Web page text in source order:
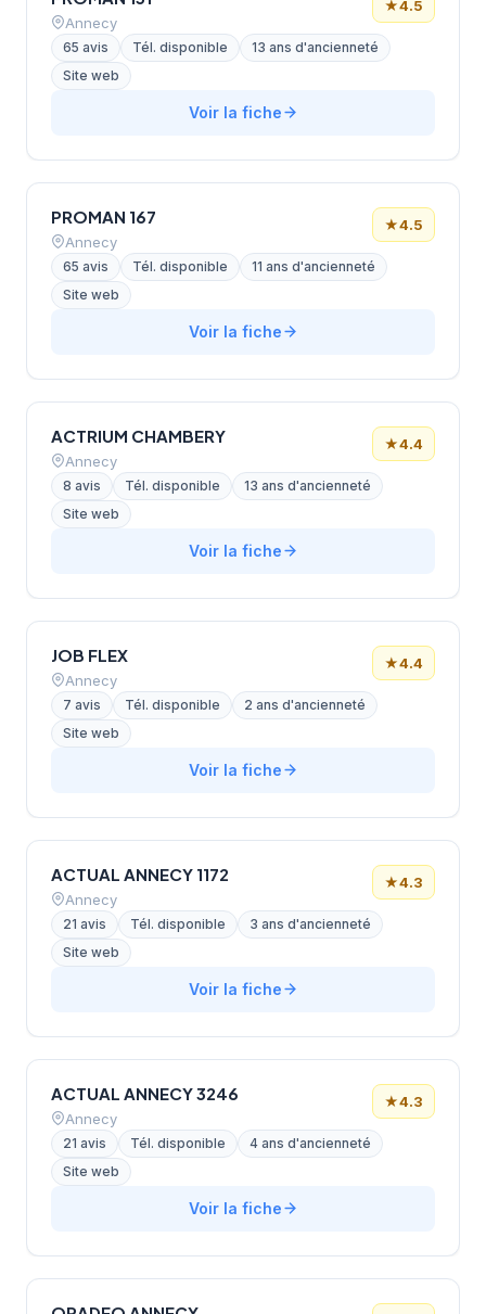
Annecy
★4.5
65 avis Tél. disponible
13 ans d'ancienneté
Site web
Voir la fiche
PROMAN 167
Annecy
★4.5
65 avis Tél. disponible
11 ans d'ancienneté
Site web
Voir la fiche
ACTRIUM CHAMBERY
Annecy
★4.4
8 avis Tél. disponible
13 ans d'ancienneté
Site web
Voir la fiche
JOB FLEX
Annecy
★4.4
7 avis Tél. disponible
2 ans d'ancienneté
Site web
Voir la fiche
ACTUAL ANNECY 1172
Annecy
★4.3
21 avis Tél. disponible
3 ans d'ancienneté
Site web
Voir la fiche
ACTUAL ANNECY 3246
Annecy
★4.3
21 avis Tél. disponible
4 ans d'ancienneté
Site web
Voir la fiche